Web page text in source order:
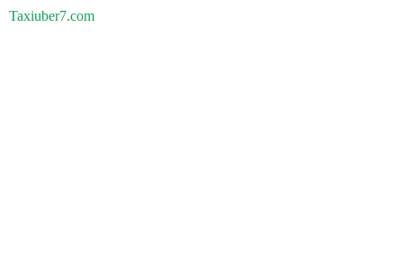
Taxiuber7.com